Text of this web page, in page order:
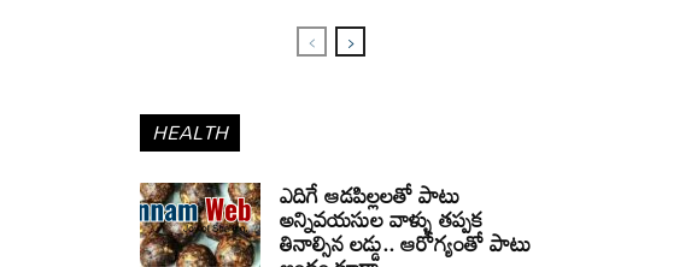
HEALTH
ఎదిగే ఆడపిల్లలతో పాటు
అన్నివయసుల వాళ్ళు తప్పక
తినాల్సిన లడ్డు.. ఆరోగ్యంతో పాటు